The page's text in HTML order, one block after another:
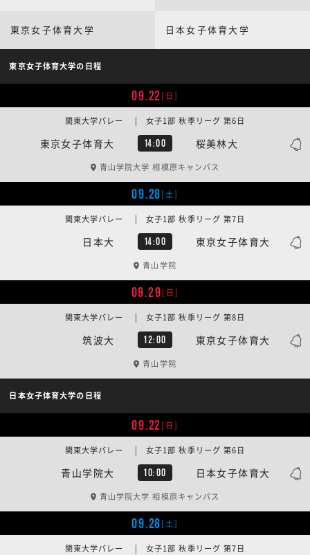
東京女子体育大学 日本女子体育大学
東京女子体育大学の日程
09.22[日]
東京女子体育大 14:00 桜美林大
関東大学バレー | 女子1部 秋季リーグ 第6日
青山学院大学 相模原キャンパス
09.28[土]
日本大 14:00 東京女子体育大
関東大学バレー | 女子1部 秋季リーグ 第7日
青山学院
09.29[日]
筑波大 12:00 東京女子体育大
関東大学バレー | 女子1部 秋季リーグ 第8日
青山学院
日本女子体育大学の日程
09.22[日]
青山学院大 10:00 日本女子体育大
関東大学バレー | 女子1部 秋季リーグ 第6日
青山学院大学 相模原キャンパス
09.28[土]
関東大学バレー | 女子1部 秋季リーグ 第7日